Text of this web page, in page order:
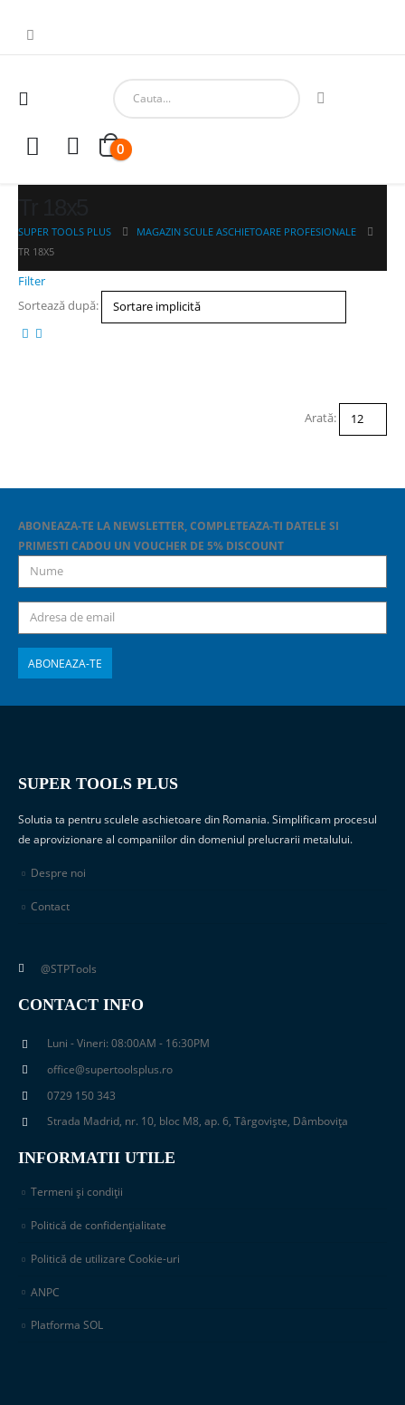
0
SUPER TOOLS PLUS
MAGAZIN SCULE ASCHIETOARE PROFESIONALE
TR 18X5
Filter
Sortează după:
Arată:
ABONEAZA-TE LA NEWSLETTER, COMPLETEAZA-TI DATELE SI
PRIMESTI CADOU UN VOUCHER DE 5% DISCOUNT
SUPER TOOLS PLUS
Solutia ta pentru sculele aschietoare din Romania. Simplificam procesul
de aprovizionare al companiilor din domeniul prelucrarii metalului.
Despre noi
Contact
@STPTools
CONTACT INFO
Luni - Vineri: 08:00AM - 16:30PM
office@supertoolsplus.ro
0729 150 343
Strada Madrid, nr. 10, bloc M8, ap. 6, Târgoviște, Dâmbovița
INFORMATII UTILE
Termeni și condiții
Politică de confidențialitate
Politică de utilizare Cookie-uri
ANPC
Platforma SOL